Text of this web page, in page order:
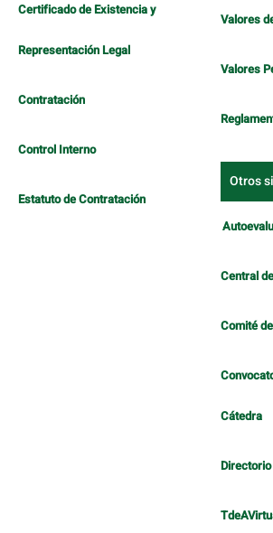
Certificado de Existencia y
Representación Legal
Contratación
Control Interno
Estatuto de Contratación
Valores
Valores
Otros
Central
Comité
Cátedra
Directorio